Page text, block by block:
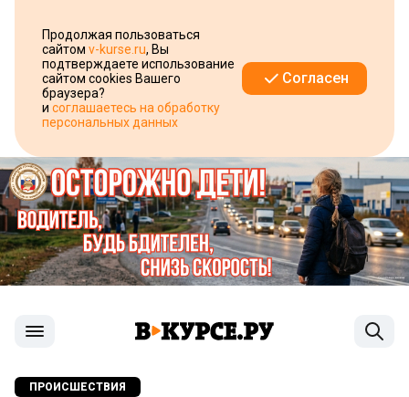
Продолжая пользоваться
сайтом v-kurse.ru, Вы
подтверждаете использование
сайтом cookies Вашего
браузера?
и соглашаетесь на обработку
персональных данных
Согласен
ПРОИСШЕСТВИЯ